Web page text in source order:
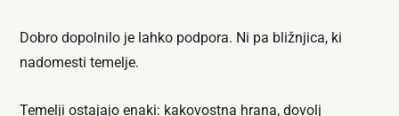
Dobro dopolnilo je lahko podpora. Ni pa bližnjica, ki
nadomesti temelje.
Temelji ostajajo enaki: kakovostna hrana, dovolj